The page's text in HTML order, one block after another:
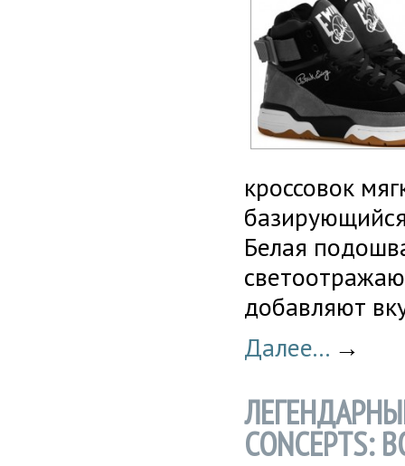
кроссовок
Белая
добавляют
Далее... →